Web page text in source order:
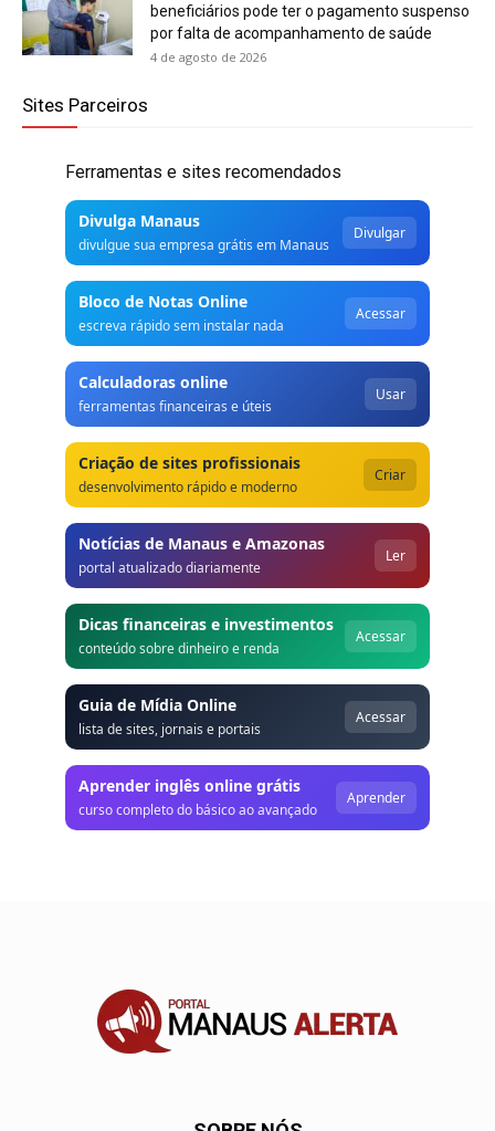
beneficiários pode ter o pagamento suspenso
por falta de acompanhamento de saúde
4 de agosto de 2026
Sites Parceiros
Ferramentas e sites recomendados
Divulga Manaus
divulgue sua empresa grátis em Manaus
Divulgar
Bloco de Notas Online
escreva rápido sem instalar nada
Acessar
Calculadoras online
ferramentas financeiras e úteis
Usar
Criação de sites profissionais
desenvolvimento rápido e moderno
Criar
Notícias de Manaus e Amazonas
portal atualizado diariamente
Ler
Dicas financeiras e investimentos
conteúdo sobre dinheiro e renda
Acessar
Guia de Mídia Online
lista de sites, jornais e portais
Acessar
Aprender inglês online grátis
curso completo do básico ao avançado
Aprender